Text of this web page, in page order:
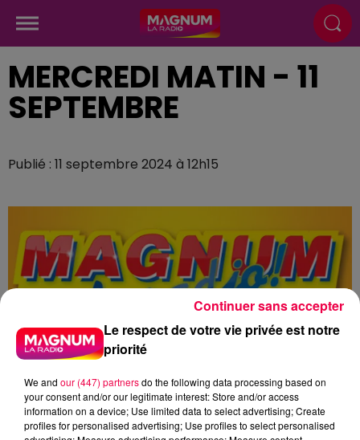
MERCREDI MATIN - 11
SEPTEMBRE
Publié : 11 septembre 2024 à 12h15
Le respect de votre vie privée est notre
priorité
We and our (447) partnersdo the following data processing based on
your consent and/or our legitimate interest: Store and/or access
information on a device; Use limited data to select advertising; Create
profiles for personalised advertising; Use profiles to select personalised
Continuer sans accepter